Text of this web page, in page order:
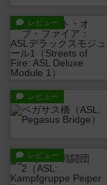
レビュー
レビュー
レビュー